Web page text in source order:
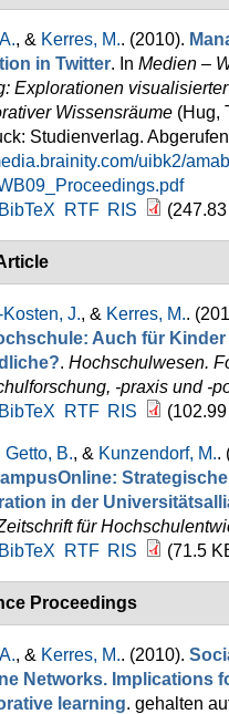
, & Kerres, M.. (2010).
in Twitter. In Medien –
Explorationen
Wissensräume (Hug,
Studienverlag.
uibk2/
BibTeX RTF RIS
J., & Kerres, M..
Auch für Kinder
. Hochschulwesen.
-praxis und -
BibTeX RTF RIS
Getto, B., & Kunzendorf, M..
in der
für
BibTeX RTF RIS (71.5
Proceedings
, & Kerres, M.. (2010).
Networks. Implications
learning. gehalten